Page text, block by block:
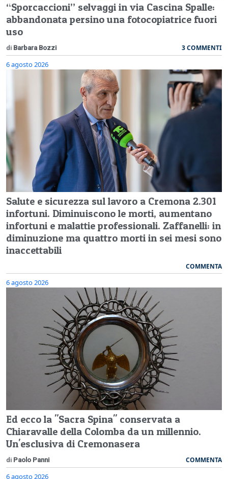
“Sporcaccioni” selvaggi in via Cascina Spalle:
abbandonata persino una fotocopiatrice fuori
uso
di Barbara Bozzi 3 COMMENTI
6 agosto 2026
Salute e sicurezza sul lavoro a Cremona 2.301
infortuni. Diminuiscono le morti, aumentano
infortuni e malattie professionali. Zaffanelli: in
diminuzione ma quattro morti in sei mesi sono
inaccettabili
COMMENTA
6 agosto 2026
Ed ecco la "Sacra Spina" conservata a
Chiaravalle della Colomba da un millennio.
Un'esclusiva di Cremonasera
di Paolo Panni COMMENTA
6 agosto 2026